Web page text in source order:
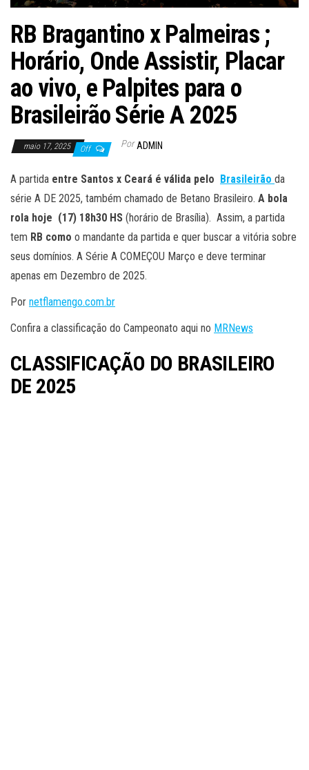
RB Bragantino x Palmeiras ;
Horário, Onde Assistir, Placar
ao vivo, e Palpites para o
Brasileirão Série A 2025
maio 17, 2025 Off Por ADMIN
A partida entre Santos x Ceará é válida pelo Brasileirão da
série A DE 2025, também chamado de Betano Brasileiro. A bola
rola hoje (17) 18h30 HS (horário de Brasília). Assim, a partida
tem RB como o mandante da partida e quer buscar a vitória sobre
seus domínios. A Série A COMEÇOU Março e deve terminar
apenas em Dezembro de 2025.
Por netflamengo.com.br
Confira a classificação do Campeonato aqui no MRNews
CLASSIFICAÇÃO DO BRASILEIRO
DE 2025